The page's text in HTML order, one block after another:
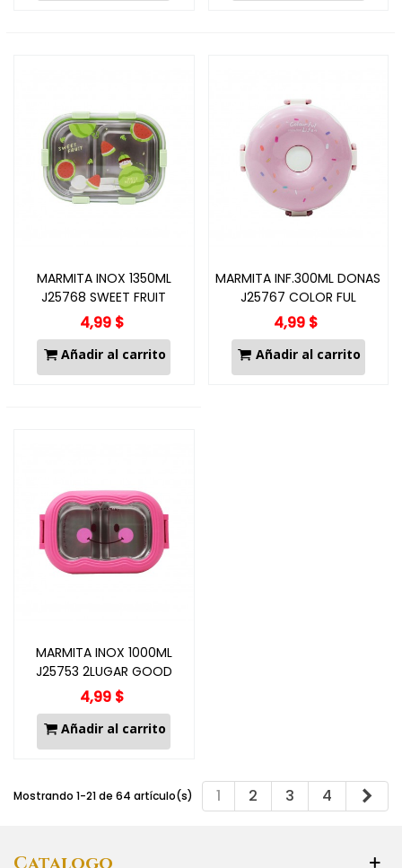
MARMITA INOX 1350ML
J25768 SWEET FRUIT
4,99 $
Añadir al carrito
MARMITA INF.300ML DONAS
J25767 COLOR FUL
4,99 $
Añadir al carrito
MARMITA INOX 1000ML
J25753 2LUGAR GOOD
MOMENT
4,99 $
Añadir al carrito
Mostrando 1-21 de 64 artículo(s) 1 2 3 4
Catalogo